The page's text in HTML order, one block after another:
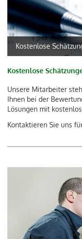
Kostenlose
Kostenlose
Unsere Mitarbeiter
Ihnen bei der
Lösungen mit
Kontaktieren Sie uns